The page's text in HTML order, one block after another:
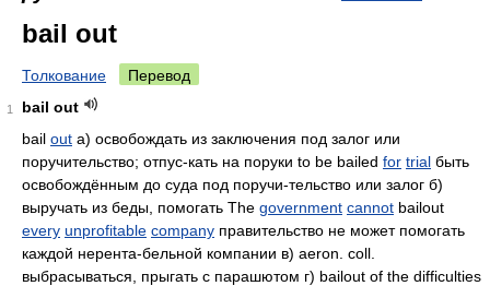
bail out
Толкование Перевод
1
bail out
bail out а) освобождать из заключения под залог или
поручительство; отпус-кать на поруки to be bailed for trial быть
освобождённым до суда под поручи-тельство или залог б)
выручать из беды, помогать The government cannot bailout
every unprofitable company правительство не может помогать
каждой нерента-бельной компании в) aeron. coll.
выбрасываться, прыгать с парашютом г) bailout of the difficulties